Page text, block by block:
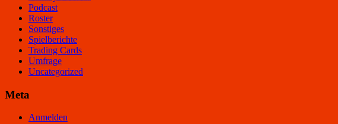
Podcast
Roster
Sonstiges
Spielberichte
Trading Cards
Umfrage
Uncategorized
Meta
Anmelden